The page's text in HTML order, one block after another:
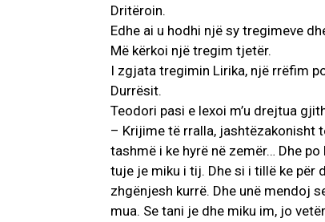
Dritëroin.
Edhe ai u hodhi një sy tregimeve
Më kërkoi një tregim tjetër.
I zgjata tregimin Lirika, një rrëfim
Durrësit.
Teodori pasi e lexoi m’u drejtua
– Krijime të rralla, jashtëzakonisht
tashmë i ke hyrë në zemër… Dhe
tuje je miku i tij. Dhe si i tillë ke për
zhgënjesh kurrë. Dhe unë mendoj
mua. Se tani je dhe miku im, jo